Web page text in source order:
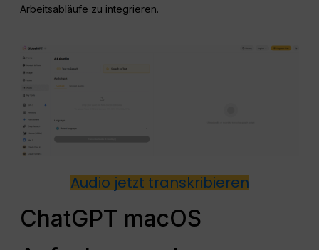
Arbeitsabläufe zu integrieren.
Audio jetzt transkribieren
ChatGPT macOS